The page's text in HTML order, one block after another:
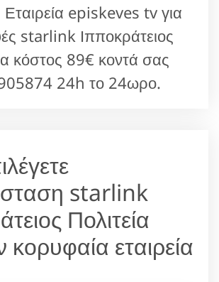
Εταιρεία episkeves tv για
starlink Ιπποκράτειος
κόστος 89€ κοντά σας
24h το 24ωρο.
starlink
Πολιτεία
εταιρεία